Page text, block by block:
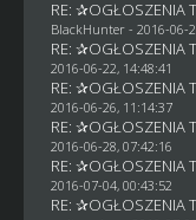
RE: ✰OGŁOSZENIA
BlackHunter- 2016-06-
RE: ✰OGŁOSZENIA
2016-06-22, 14:48:41
RE: ✰OGŁOSZENIA
2016-06-26, 11:14:37
RE: ✰OGŁOSZENIA
2016-06-28, 07:42:16
RE: ✰OGŁOSZENIA
2016-07-04, 00:43:52
RE: ✰OGŁOSZENIA